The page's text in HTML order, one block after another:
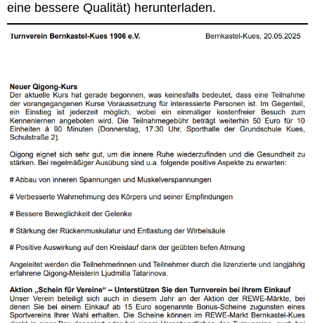
eine bessere Qualität) herunterladen.